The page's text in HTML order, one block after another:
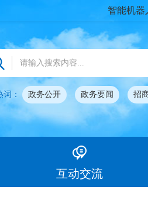
智能机器
词： 政务公开 政务要闻 招
互动交流